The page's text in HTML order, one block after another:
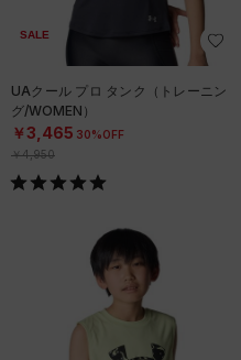
SALE
UAクール プロ タンク（トレーニン
グ/WOMEN）
￥3,465 30%OFF
￥4,950